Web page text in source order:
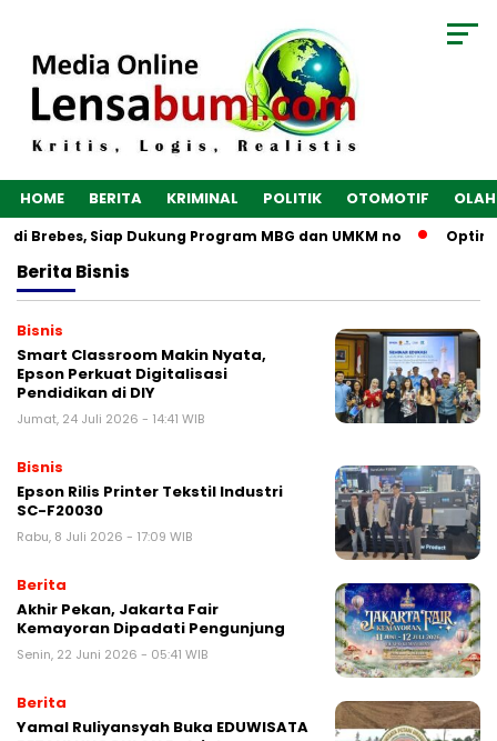
HOME BERITA KRIMINAL POLITIK OTOMOTIF
Brebes, Siap Dukung Program MBG dan UMKM no
Berita Bisnis
Bisnis
Smart Classroom Makin Nyata,
Epson Perkuat Digitalisasi
Pendidikan di DIY
Jumat, 24 Juli 2026 - 14:41 WIB
Bisnis
Epson Rilis Printer Tekstil Industri
SC-F20030
Rabu, 8 Juli 2026 - 17:09 WIB
Berita
Akhir Pekan, Jakarta Fair
Kemayoran Dipadati Pengunjung
Senin, 22 Juni 2026 - 05:41 WIB
Berita
Yamal Ruliyansyah Buka EDUWISATA